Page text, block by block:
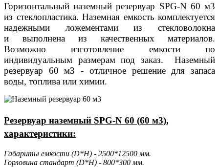
Горизонтальный наземный резервуар SPG-N 60 м3
из стеклопластика. Наземная емкость комплектуется
надежными ложементами из стекловолокна
и выполнена из качественных материалов.
Возможно изготовление емкости по
индивидуальным размерам под заказ. Наземный
резервуар 60 м3 - отличное решение для запаса
воды, топлива или химии.
Резервуар наземный SPG-N 60 (60 м3),
характеристики:
Габариты емкости (D*H) - 2500*12500 мм.
Горловина стандарт (D*H) - 800*300 мм.